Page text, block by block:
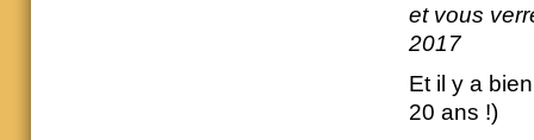
et vous
2017
Et il y a
20 ans !)